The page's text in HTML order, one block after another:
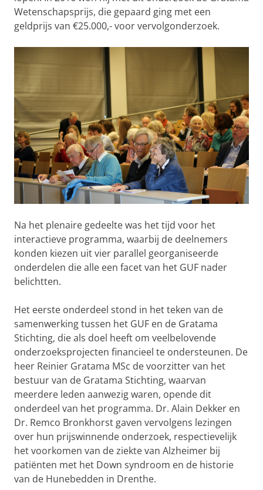
Wetenschapsprijs, die gepaard ging met een
geldprijs van €25.000,- voor vervolgonderzoek.
Na het plenaire gedeelte was het tijd voor het
interactieve programma, waarbij de deelnemers
konden kiezen uit vier parallel georganiseerde
onderdelen die alle een facet van het GUF nader
belichtten.
Het eerste onderdeel stond in het teken van de
samenwerking tussen het GUF en de Gratama
Stichting, die als doel heeft om veelbelovende
onderzoeksprojecten financieel te ondersteunen. De
heer Reinier Gratama MSc de voorzitter van het
bestuur van de Gratama Stichting, waarvan
meerdere leden aanwezig waren, opende dit
onderdeel van het programma. Dr. Alain Dekker en
Dr. Remco Bronkhorst gaven vervolgens lezingen
over hun prijswinnende onderzoek, respectievelijk
het voorkomen van de ziekte van Alzheimer bij
patiënten met het Down syndroom en de historie
van de Hunebedden in Drenthe.